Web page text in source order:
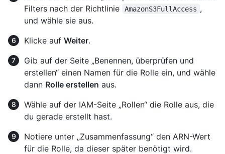
Filters nach der Richtlinie
AmazonS3FullAccess ,
und wähle sie aus.
Klicke auf Weiter.
Gib auf der Seite „Benennen, überprüfen und
erstellen“ einen Namen für die Rolle ein, und wähle
dann Rolle erstellen aus.
Wähle auf der IAM-Seite „Rollen“ die Rolle aus, die
du gerade erstellt hast.
Notiere unter „Zusammenfassung“ den ARN-Wert
für die Rolle, da dieser später benötigt wird.